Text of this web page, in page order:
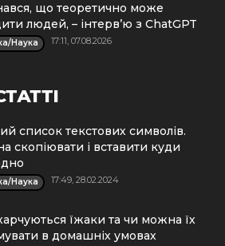
що теоретично може
людей, – інтерв’ю з ChatGPT
Наука 17:11, 07.08.2026
список текстових символів.
скопіювати і вставити куди
Наука 17:49, 28.02.2024
їжаки та чи можна їх
в домашніх умовах